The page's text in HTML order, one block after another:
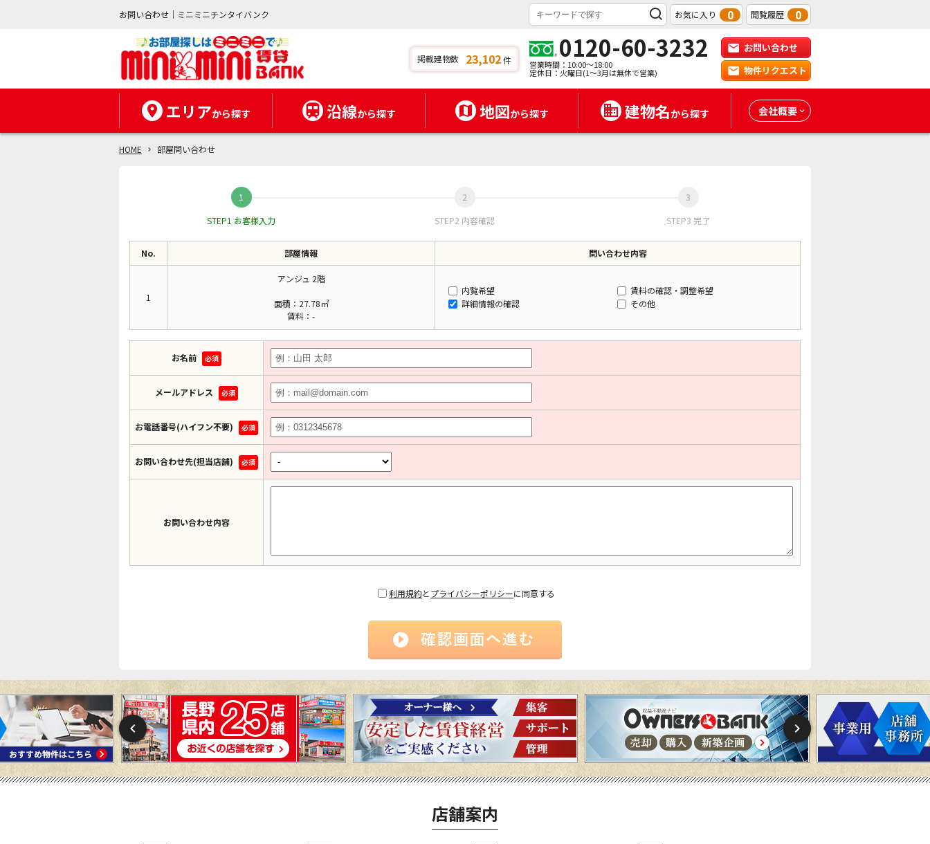
お問い合わせ｜ミニミニチンタイバンク お気に入り 0 閲覧履歴 0
掲載建物数 23,102件 0120-60-3232
営業時間：10:00～18:00
定休日：火曜日(1～3月は無休で営業)
お問い合わせ
物件リクエスト
エリアから探す 沿線から探す 地図から探す 建物名から探す 会社概要
HOME 部屋問い合わせ
STEP1 お客様入力 STEP2 内容確認 STEP3 完了
No. 部屋情報 問い合わせ内容
1
アンジュ 2階
面積：27.78㎡
賃料：-
内覧希望
賃料の確認・調整希望
詳細情報の確認
その他
お名前 必須
メールアドレス 必須
お電話番号(ハイフン不要) 必須
お問い合わせ先(担当店舗) 必須
お問い合わせ内容
利用規約とプライバシーポリシーに同意する
店舗案内